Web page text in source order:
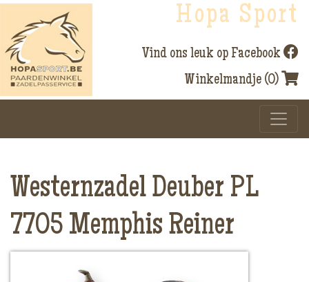
Hopa Sport
Vind ons leuk op Facebook
Winkelmandje (0)
Westernzadel Deuber PL
7705 Memphis Reiner